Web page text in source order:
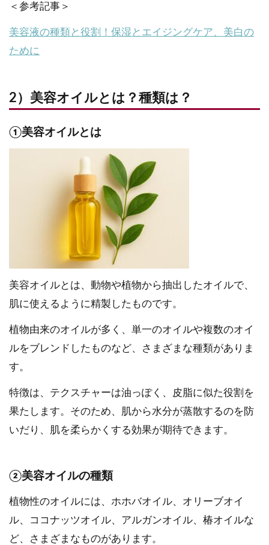
＜参考記事＞
美容液の種類と役割！保湿とエイジングケア、美白の
ために
2）美容オイルとは？種類は？
①美容オイルとは
美容オイルとは、動物や植物から抽出したオイルで、
肌に使えるように精製したものです。
植物由来のオイルが多く、単一のオイルや複数のオイ
ルをブレンドしたものなど、さまざまな種類がありま
す。
特徴は、テクスチャーは油っぽく、皮脂に似た役割を
果たします。そのため、肌から水分が蒸散するのを防
いだり、肌を柔らかくする効果が期待できます。
②美容オイルの種類
植物性のオイルには、ホホバオイル、オリーブオイ
ル、ココナッツオイル、アルガンオイル、椿オイルな
ど、さまざまなものがあります。